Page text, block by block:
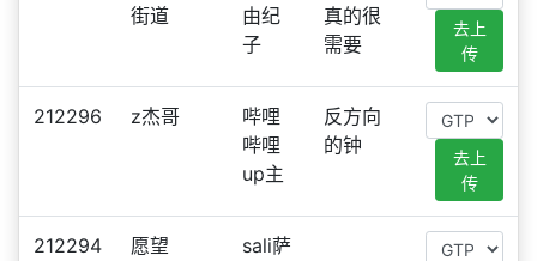
街道
由纪
子
真的很
需要
去上
传
212296 z杰哥
哔哩
哔哩
up主
反方向
的钟
去上
传
212294
愿望
sali萨